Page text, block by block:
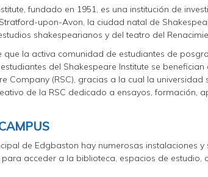
fundado en 1951, es una institución de
upon-Avon, la ciudad natal de
shakespearianos y del teatro del
que la activa comunidad de estudiantes de
del Shakespeare Institute se
Company (RSC), gracias a la cual la
de la RSC dedicado a ensayos, formación,
de Edgbaston hay numerosas instalaciones y
acceder a la biblioteca, espacios de estudio,